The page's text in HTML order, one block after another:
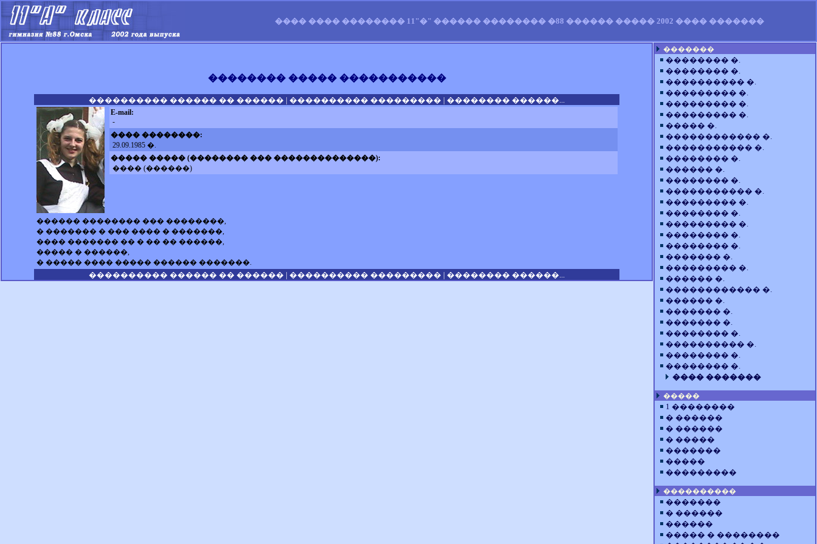
���� ���� �������� 11"�" ������ �������� �88 ������ ����� 2002 ���� �������
�������� ����� �����������
���������� ������ �� ������ | ���������� ��������� | �������� ������...
E-mail:
-
���� ��������:
29.09.1985 �.
����� ����� (�������� ��� ��������������):
���� (������)
������ �������� ��� ��������,
� ������� � ��� ���� � �������,
���� ������� �� � �� �� ������,
����� � ������,
� ����� ���� ����� ������ �������.
���������� ������ �� ������ | ���������� ��������� | �������� ������...
�������
�������� �.
�������� �.
���������� �.
��������� �.
��������� �.
��������� �.
����� �.
������������ �.
����������� �.
�������� �.
������ �.
�������� �.
����������� �.
��������� �.
�������� �.
��������� �.
�������� �.
�������� �.
������� �.
��������� �.
������ �.
������������ �.
������ �.
������� �.
������� �.
�������� �.
���������� �.
�������� �.
�������� �.
���� �������
�����
1 ��������
� ������
� ������
� �����
�������
�����
���������
����������
�������
� ������
������
����� � ��������